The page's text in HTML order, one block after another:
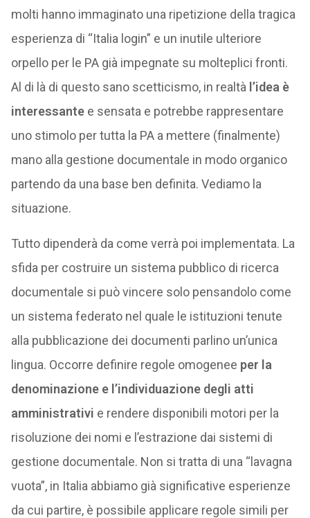
molti hanno immaginato una ripetizione della tragica
esperienza di “Italia login” e un inutile ulteriore
orpello per le PA già impegnate su molteplici fronti.
Al di là di questo sano scetticismo, in realtà l’idea è
interessantee sensata e potrebbe rappresentare
uno stimolo per tutta la PA a mettere (finalmente)
mano alla gestione documentale in modo organico
partendo da una base ben definita. Vediamo la
situazione.
Tutto dipenderà da come verrà poi implementata. La
sfida per costruire un sistema pubblico di ricerca
documentale si può vincere solo pensandolo come
un sistema federato nel quale le istituzioni tenute
alla pubblicazione dei documenti parlino un’unica
lingua. Occorre definire regole omogenee per la
denominazione e l’individuazione degli atti
amministrativi e rendere disponibili motori per la
risoluzione dei nomi e l’estrazione dai sistemi di
gestione documentale. Non si tratta di una “lavagna
vuota”, in Italia abbiamo già significative esperienze
da cui partire, è possibile applicare regole simili per